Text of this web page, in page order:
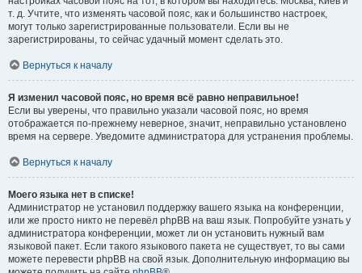
т. д. Учтите, что изменять часовой пояс, как и большинство настроек,
могут только зарегистрированные пользователи. Если вы не
зарегистрированы, то сейчас удачный момент сделать это.
Вернуться к началу
Я изменил часовой пояс, но время всё равно неправильное!
Если вы уверены, что правильно указали часовой пояс, но время
отображается по-прежнему неверное, значит, неправильно установлено
время на сервере. Уведомите администратора для устранения проблемы.
Вернуться к началу
Моего языка нет в списке!
Администратор не установил поддержку вашего языка на конференции,
или же просто никто не перевёл phpBB на ваш язык. Попробуйте узнать у
администратора конференции, может ли он установить нужный вам
языковой пакет. Если такого языкового пакета не существует, то вы сами
можете перевести phpBB на свой язык. Дополнительную информацию вы